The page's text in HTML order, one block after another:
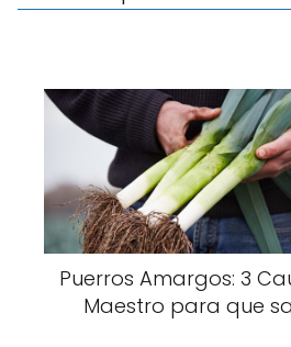
Puerros Amargos: 3
Maestro para que